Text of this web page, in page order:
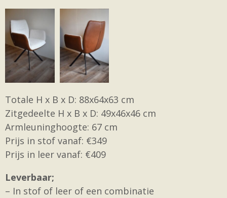
Totale H x B x D: 88x64x63 cm
Zitgedeelte H x B x D: 49x46x46 cm
Armleuninghoogte: 67 cm
Prijs in stof vanaf: €349
Prijs in leer vanaf: €409
Leverbaar;
– In stof of leer of een combinatie